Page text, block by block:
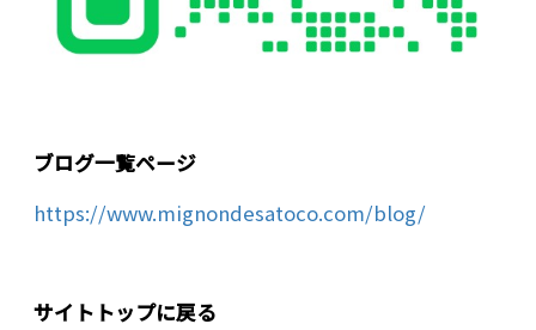
ブログ一覧ページ
https://www.mignondesatoco.com/blog/
サイトトップに戻る